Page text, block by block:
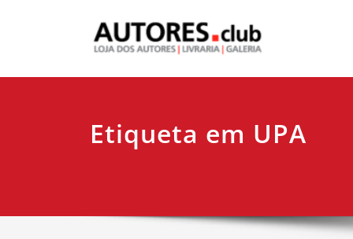
Etiqueta em UPA